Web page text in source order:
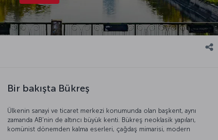
Bir bakışta Bükreş
Ülkenin sanayi ve ticaret merkezi konumunda olan başkent, aynı
zamanda AB'nin de altıncı büyük kenti. Bükreş neoklasik yapıları,
komünist dönemden kalma eserleri, çağdaş mimarisi, modern